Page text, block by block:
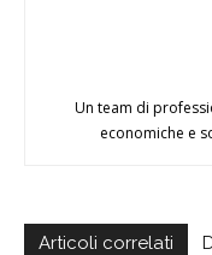
Un team di
economiche e
Articoli correlati